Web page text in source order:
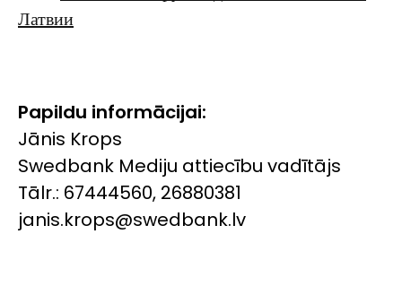
Латвии
Papildu informācijai:
Jānis Krops
Swedbank Mediju attiecību vadītājs
Tālr.: 67444560, 26880381
janis.krops@swedbank.lv